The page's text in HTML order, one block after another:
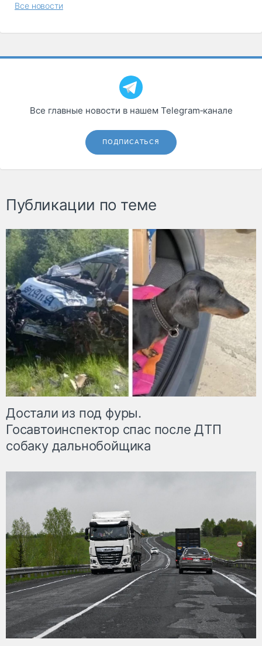
Все новости
Все главные новости в нашем Telegram‑канале
ПОДПИСАТЬСЯ
Публикации по теме
Достали из под фуры.
Госавтоинспектор спас после ДТП
собаку дальнобойщика